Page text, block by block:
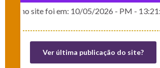
foi em: 10/05/2026 - PM - 13:21:39
Ver última publicação do site?